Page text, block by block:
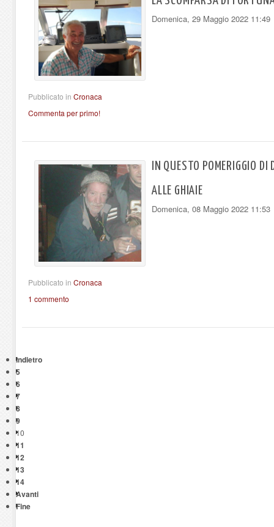
Domenica, 29 Maggio 2022 11:49
Pubblicato in Cronaca
Commenta per primo!
IN QUESTO POMERIGGIO
ALLE GHIAIE
Domenica, 08 Maggio 2022 11:53
Pubblicato in Cronaca
1 commento
Indietro
5
6
7
8
9
10
11
12
13
14
Avanti
Fine